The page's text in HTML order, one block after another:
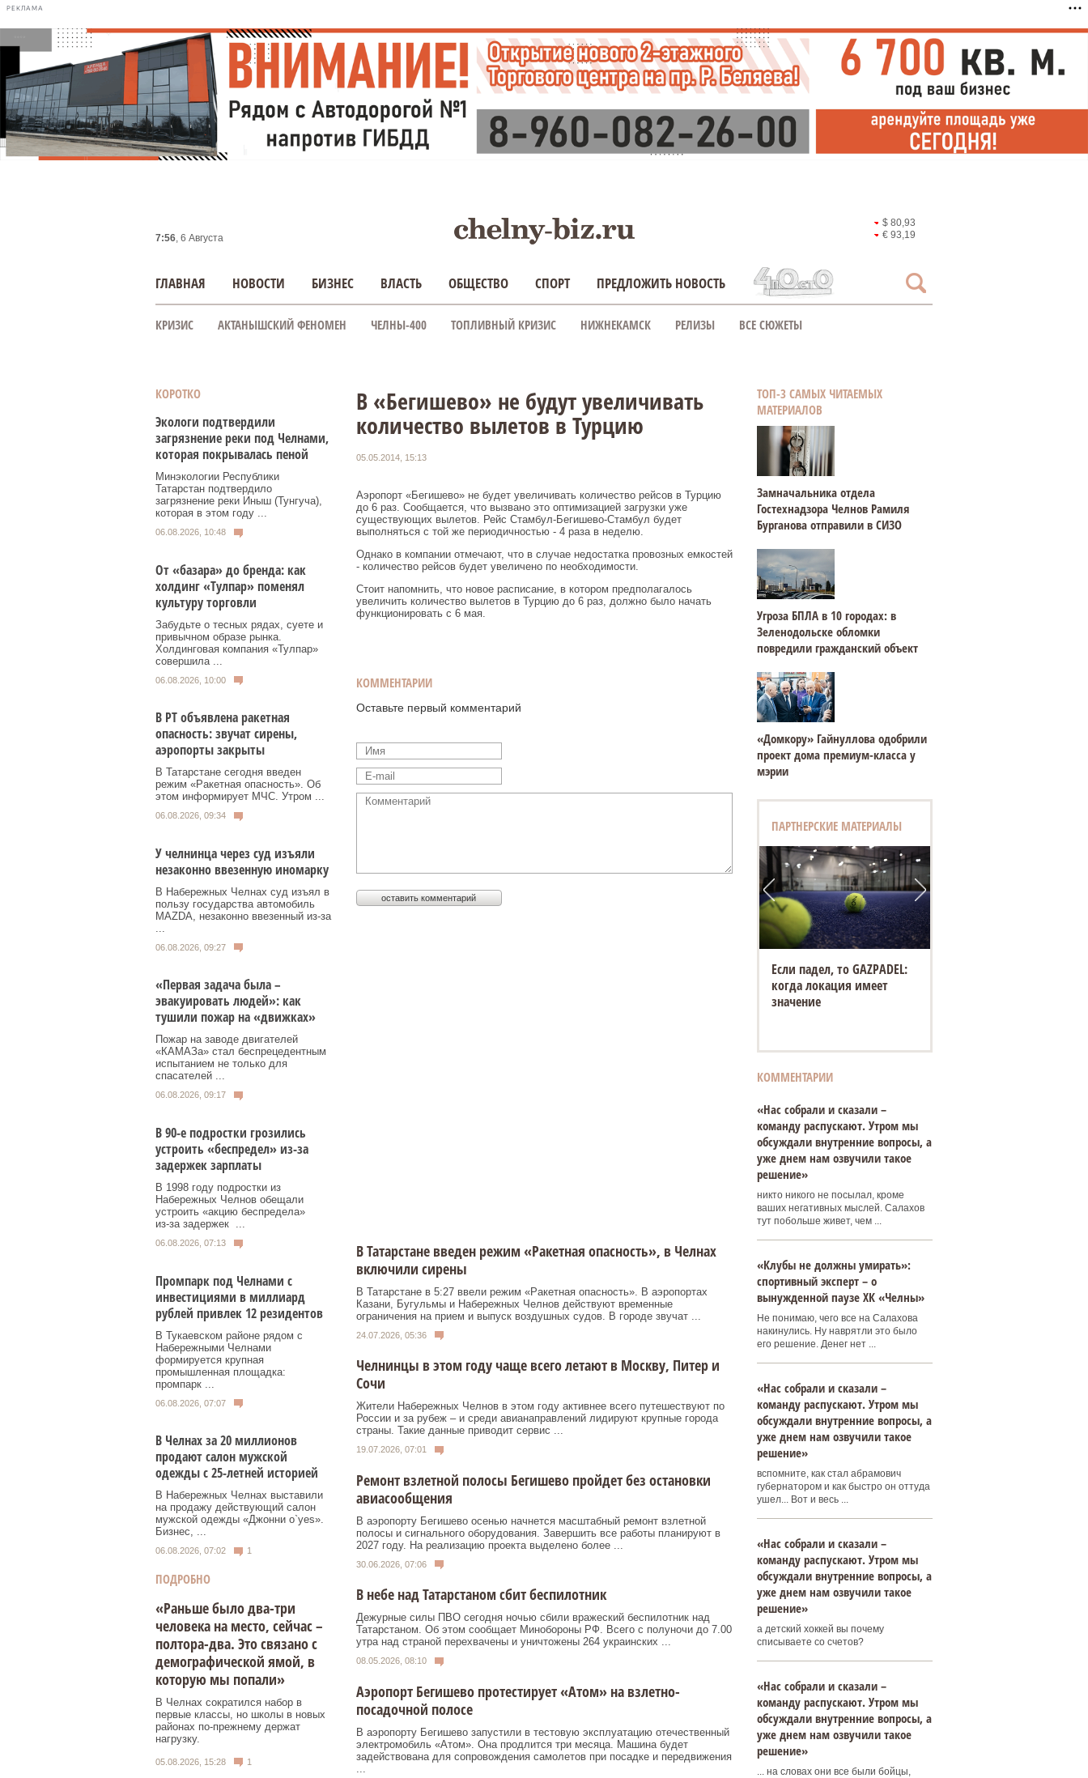
РЕКЛАМА
7:56, 6 Августа
$ 80,93
€ 93,19
ГЛАВНАЯ НОВОСТИ БИЗНЕС ВЛАСТЬ ОБЩЕСТВО СПОРТ ПРЕДЛОЖИТЬ НОВОСТЬ
КРИЗИС АКТАНЫШСКИЙ ФЕНОМЕН ЧЕЛНЫ-400 ТОПЛИВНЫЙ КРИЗИС НИЖНЕКАМСК РЕЛИЗЫ ВСЕ СЮЖЕТЫ
КОРОТКО
Экологи подтвердили
загрязнение реки под Челнами,
которая покрывалась пеной
Минэкологии Республики
Татарстан подтвердило
загрязнение реки Иныш (Тунгуча),
которая в этом году ...
06.08.2026, 10:48
От «базара» до бренда: как
холдинг «Тулпар» поменял
культуру торговли
Забудьте о тесных рядах, суете и
привычном образе рынка.
Холдинговая компания «Тулпар»
совершила ...
06.08.2026, 10:00
В РТ объявлена ракетная
опасность: звучат сирены,
аэропорты закрыты
В Татарстане сегодня введен
режим «Ракетная опасность». Об
этом информирует МЧС. Утром ...
06.08.2026, 09:34
У челнинца через суд изъяли
незаконно ввезенную иномарку
В Набережных Челнах суд изъял в
пользу государства автомобиль
MAZDA, незаконно ввезенный из‑за
06.08.2026, 09:27
«Первая задача была –
эвакуировать людей»: как
тушили пожар на «движках»
Пожар на заводе двигателей
«КАМАЗа» стал беспрецедентным
испытанием не только для
спасателей ...
06.08.2026, 09:17
В 90-е подростки грозились
устроить «беспредел» из-за
задержек зарплаты
В 1998 году подростки из
Набережных Челнов обещали
устроить «акцию беспредела»
из‑за задержек ...
06.08.2026, 07:13
Промпарк под Челнами с
инвестициями в миллиард
рублей привлек 12 резидентов
В Тукаевском районе рядом с
Набережными Челнами
формируется крупная
промышленная площадка:
промпарк ...
06.08.2026, 07:07
В Челнах за 20 миллионов
продают салон мужской
одежды с 25-летней историей
В Набережных Челнах выставили
на продажу действующий салон
мужской одежды «Джонни о`yes».
Бизнес, ...
06.08.2026, 07:02 1
ПОДРОБНО
«Раньше было два-три
человека на место, сейчас –
полтора-два. Это связано с
демографической ямой, в
которую мы попали»
В Челнах сократился набор в
первые классы, но школы в новых
районах по-прежнему держат
нагрузку.
05.08.2026, 15:28 1
В «Бегишево» не будут увеличивать
количество вылетов в Турцию
05.05.2014, 15:13
Аэропорт «Бегишево» не будет увеличивать количество рейсов в Турцию
до 6 раз. Сообщается, что вызвано это оптимизацией загрузки уже
существующих вылетов. Рейс Стамбул-Бегишево-Стамбул будет
выполняться с той же периодичностью - 4 раза в неделю.
Однако в компании отмечают, что в случае недостатка провозных емкостей
- количество рейсов будет увеличено по необходимости.
Стоит напомнить, что новое расписание, в котором предполагалось
увеличить количество вылетов в Турцию до 6 раз, должно было начать
функционировать с 6 мая.
КОММЕНТАРИИ
Оставьте первый комментарий
В Татарстане введен режим «Ракетная опасность», в Челнах
включили сирены
В Татарстане в 5:27 ввели режим «Ракетная опасность». В аэропортах
Казани, Бугульмы и Набережных Челнов действуют временные
ограничения на прием и выпуск воздушных судов. В городе звучат ...
24.07.2026, 05:36
Челнинцы в этом году чаще всего летают в Москву, Питер и
Сочи
Жители Набережных Челнов в этом году активнее всего путешествуют по
России и за рубеж – и среди авианаправлений лидируют крупные города
страны. Такие данные приводит сервис ...
19.07.2026, 07:01
Ремонт взлетной полосы Бегишево пройдет без остановки
авиасообщения
В аэропорту Бегишево осенью начнется масштабный ремонт взлетной
полосы и сигнального оборудования. Завершить все работы планируют в
2027 году. На реализацию проекта выделено более ...
30.06.2026, 07:06
В небе над Татарстаном сбит беспилотник
Дежурные силы ПВО сегодня ночью сбили вражеский беспилотник над
Татарстаном. Об этом сообщает Минобороны РФ. Всего с полуночи до 7.00
утра над страной перехвачены и уничтожены 264 украинских ...
08.05.2026, 08:10
Аэропорт Бегишево протестирует «Атом» на взлетно-
посадочной полосе
В аэропорту Бегишево запустили в тестовую эксплуатацию отечественный
электромобиль «Атом». Она продлится три месяца. Машина будет
задействована для сопровождения самолетов при посадке и передвижения
ТОП-3 САМЫХ ЧИТАЕМЫХ
МАТЕРИАЛОВ
Замначальника отдела
Гостехнадзора Челнов Рамиля
Бурганова отправили в СИЗО
Угроза БПЛА в 10 городах: в
Зеленодольске обломки
повредили гражданский объект
«Домкору» Гайнуллова одобрили
проект дома премиум-класса у
мэрии
ПАРТНЕРСКИЕ МАТЕРИАЛЫ
Если падел, то GAZPADEL:
когда локация имеет
значение
КОММЕНТАРИИ
«Нас собрали и сказали –
команду распускают. Утром мы
обсуждали внутренние вопросы, а
уже днем нам озвучили такое
решение»
никто никого не посылал, кроме
ваших негативных мыслей. Салахов
тут побольше живет, чем ...
«Клубы не должны умирать»:
спортивный эксперт – о
вынужденной паузе ХК «Челны»
Не понимаю, чего все на Салахова
накинулись. Ну наврятли это было
его решение. Денег нет ...
«Нас собрали и сказали –
команду распускают. Утром мы
обсуждали внутренние вопросы, а
уже днем нам озвучили такое
решение»
вспомните, как стал абрамович
губернатором и как быстро он оттуда
ушел... Вот и весь ...
«Нас собрали и сказали –
команду распускают. Утром мы
обсуждали внутренние вопросы, а
уже днем нам озвучили такое
решение»
а детский хоккей вы почему
списываете со счетов?
«Нас собрали и сказали –
команду распускают. Утром мы
обсуждали внутренние вопросы, а
уже днем нам озвучили такое
решение»
... на словах они все были бойцы,